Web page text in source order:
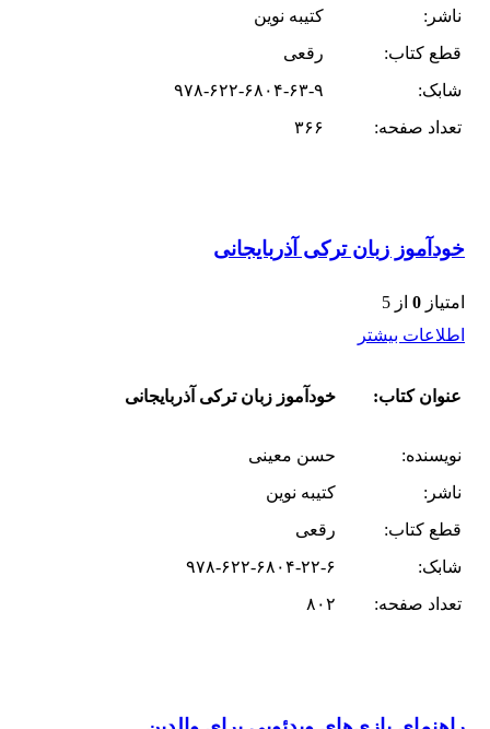
ناشر:
کتیبه نوین
قطع کتاب:
رقعی
شابک:
۹۷۸-۶۲۲-۶۸۰۴-۶۳-۹
تعداد صفحه:
۳۶۶
خودآموز زبان ترکی آذربایجانی
امتیاز 0 از 5
اطلاعات بیشتر
عنوان کتاب: خودآموز زبان ترکی آذربایجانی
نویسنده:
حسن معینی
ناشر:
کتیبه نوین
قطع کتاب:
رقعی
شابک:
۹۷۸-۶۲۲-۶۸۰۴-۲۲-۶
تعداد صفحه:
۸۰۲